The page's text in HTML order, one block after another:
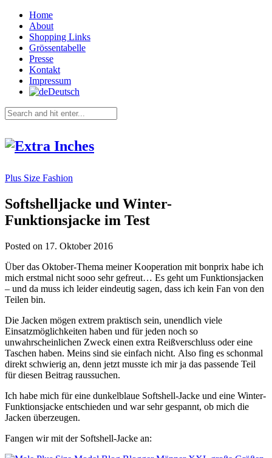
Home
About
Shopping Links
Grössentabelle
Presse
Kontakt
Impressum
Deutsch
Plus Size Fashion
Softshelljacke und Winter-
Funktionsjacke im Test
Posted on 17. Oktober 2016
Über das Oktober-Thema meiner Kooperation mit bonprix habe ich
mich erstmal nicht sooo sehr gefreut… Es geht um Funktionsjacken
– und da muss ich leider eindeutig sagen, dass ich kein Fan von den
Teilen bin.
Die Jacken mögen extrem praktisch sein, unendlich viele
Einsatzmöglichkeiten haben und für jeden noch so
unwahrscheinlichen Zweck einen extra Reißverschluss oder eine
Taschen haben. Meins sind sie einfach nicht. Also fing es schonmal
direkt schwierig an, denn jetzt musste ich mir ja das passende Teil
für diesen Beitrag raussuchen.
Ich habe mich für eine dunkelblaue Softshell-Jacke und eine Winter-
Funktionsjacke entschieden und war sehr gespannt, ob mich die
Jacken überzeugen.
Fangen wir mit der Softshell-Jacke an: